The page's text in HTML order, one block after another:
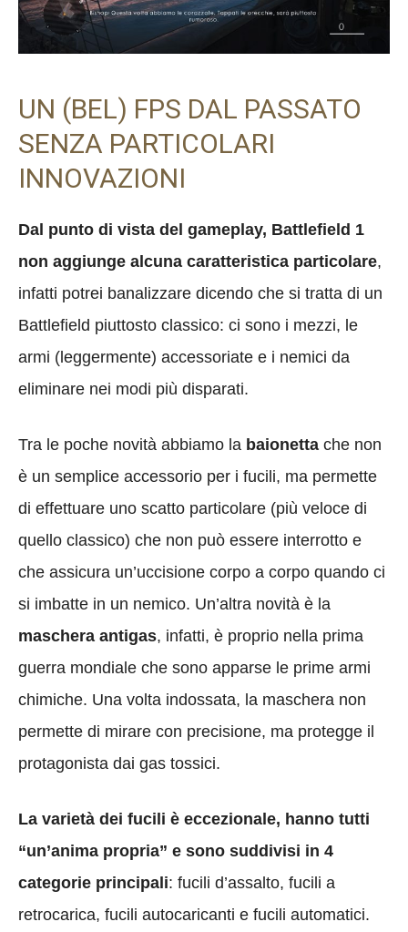
UN (BEL) FPS DAL PASSATO
SENZA PARTICOLARI
INNOVAZIONI
Dal punto di vista del gameplay, Battlefield 1
non aggiunge alcuna caratteristica particolare,
infatti potrei banalizzare dicendo che si tratta di un
Battlefield piuttosto classico: ci sono i mezzi, le
armi (leggermente) accessoriate e i nemici da
eliminare nei modi più disparati.
Tra le poche novità abbiamo la baionetta che non
è un semplice accessorio per i fucili, ma permette
di effettuare uno scatto particolare (più veloce di
quello classico) che non può essere interrotto e
che assicura un’uccisione corpo a corpo quando ci
si imbatte in un nemico. Un’altra novità è la
maschera antigas, infatti, è proprio nella prima
guerra mondiale che sono apparse le prime armi
chimiche. Una volta indossata, la maschera non
permette di mirare con precisione, ma protegge il
protagonista dai gas tossici.
La varietà dei fucili è eccezionale, hanno tutti
“un’anima propria” e sono suddivisi in 4
categorie principali: fucili d’assalto, fucili a
retrocarica, fucili autocaricanti e fucili automatici.